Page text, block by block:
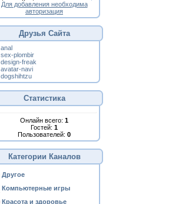
Для добавления необходима
авторизация
Друзья Сайта
anal
sex-plombir
design-freak
avatar-navi
dogshihtzu
Статистика
Онлайн всего: 1
Гостей: 1
Пользователей: 0
Категории Каналов
Другое
Компьютерные игры
Красота и здоровье